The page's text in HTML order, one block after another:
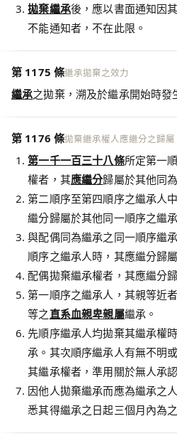
拋棄繼承後，應以書面通知因
不能通知者，不在此限。
第 1175 條繼承拋棄之效力
繼承之拋棄，溯及於繼承開始時發
第 1176 條拋棄繼承權人應繼分之歸屬
第一千一百三十八條所定第一
權者，其應繼分歸屬於其他同
第二順序至第四順序之繼承人
繼分歸屬於其他同一順序之繼
與配偶同為繼承之同一順序繼
順序之繼承人時，其應繼分歸
配偶拋棄繼承權者，其應繼分
第一順序之繼承人，其親等近
等之直系血親卑親屬繼承。
先順序繼承人均拋棄其繼承權
承。其次順序繼承人有無不明
其繼承權者，準用關於無人承
因他人拋棄繼承而應為繼承之
悉其得繼承之日起三個月內為之